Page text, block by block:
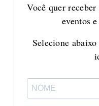
Você quer
eventos
Selecione